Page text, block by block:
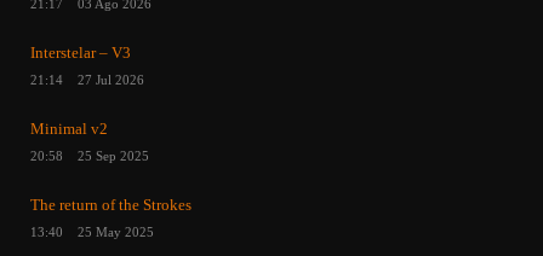
21:17 03 Ago 2026
Interstelar – V3
21:14 27 Jul 2026
Minimal v2
20:58 25 Sep 2025
The return of the Strokes
13:40 25 May 2025